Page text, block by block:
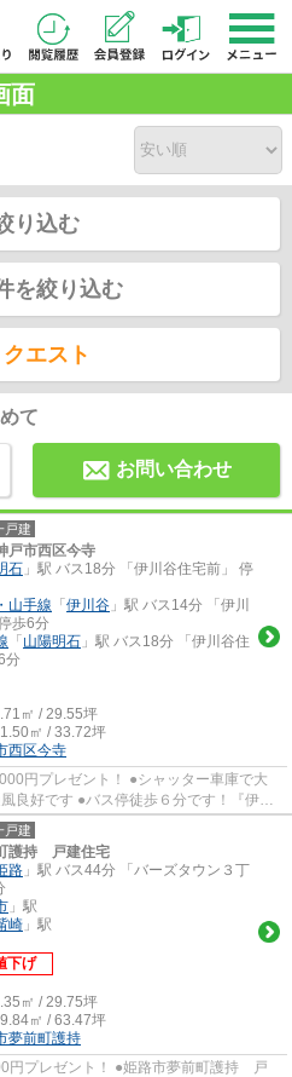
面
り込む
を絞り込む
エスト
て
お問い合わせ
戸建
市西区今寺
石 」駅 バス18分 「伊川谷住宅前」 停
山手線 「伊川谷 」駅 バス14分 「伊川
歩6分
「山陽明石 」駅 バス18分 「伊川谷住
分
㎡ / 29.55坪
㎡ / 33.72坪
西区今寺
円プレゼント！ ●シャッター車庫で大
良好です ●バス停徒歩６分です！『伊川
●有瀬小学校・...
戸建
護持 戸建住宅
路 」駅 バス44分 「バーズタウン３丁
」駅
崎 」駅
下げ
㎡ / 29.75坪
㎡ / 63.47坪
夢前町護持
円プレゼント！ ●姫路市夢前町護持 戸